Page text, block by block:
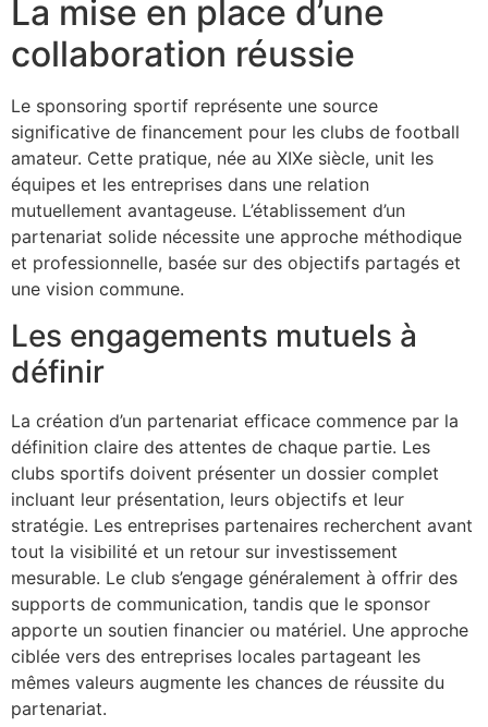
La mise en place d’une
collaboration réussie
Le sponsoring sportif représente une source
significative de financement pour les clubs de football
amateur. Cette pratique, née au XIXe siècle, unit les
équipes et les entreprises dans une relation
mutuellement avantageuse. L’établissement d’un
partenariat solide nécessite une approche méthodique
et professionnelle, basée sur des objectifs partagés et
une vision commune.
Les engagements mutuels à
définir
La création d’un partenariat efficace commence par la
définition claire des attentes de chaque partie. Les
clubs sportifs doivent présenter un dossier complet
incluant leur présentation, leurs objectifs et leur
stratégie. Les entreprises partenaires recherchent avant
tout la visibilité et un retour sur investissement
mesurable. Le club s’engage généralement à offrir des
supports de communication, tandis que le sponsor
apporte un soutien financier ou matériel. Une approche
ciblée vers des entreprises locales partageant les
mêmes valeurs augmente les chances de réussite du
partenariat.